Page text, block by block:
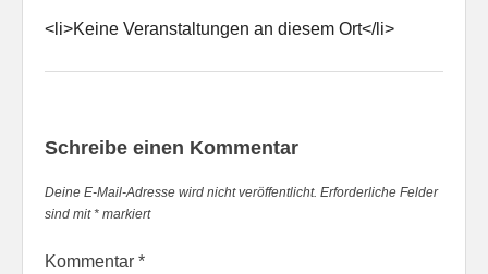
<li>Keine Veranstaltungen an diesem Ort</li>
Schreibe einen Kommentar
Deine E-Mail-Adresse wird nicht veröffentlicht. Erforderliche Felder
sind mit* markiert
Kommentar *